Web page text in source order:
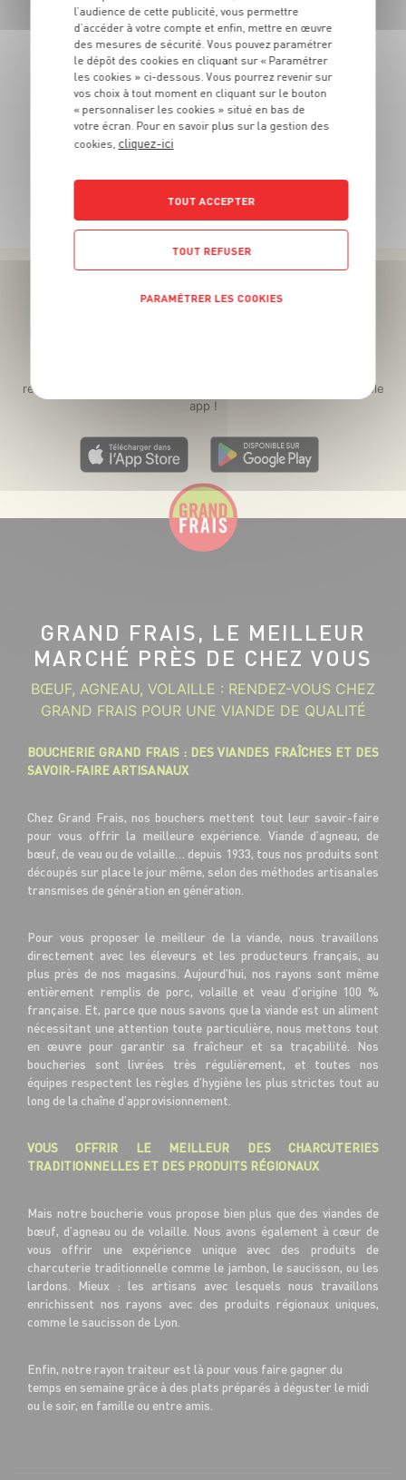
La barquette de 275g - Soit 25€42 le kg
Téléchargez l’App pour profiter d’offres exclusives !
recettes gourmandes, des jeux inédits... le tout dans une seule
app !
GRAND FRAIS, LE MEILLEUR
MARCHÉ PRÈS DE CHEZ VOUS
BŒUF, AGNEAU, VOLAILLE : RENDEZ-VOUS CHEZ
GRAND FRAIS POUR UNE VIANDE DE QUALITÉ
BOUCHERIE GRAND FRAIS : DES VIANDES FRAÎCHES ET DES
SAVOIR-FAIRE ARTISANAUX
Chez Grand Frais, nos bouchers mettent tout leur savoir-faire
pour vous offrir la meilleure expérience. Viande d’agneau, de
bœuf, de veau ou de volaille… depuis 1933, tous nos produits sont
découpés sur place le jour même, selon des méthodes artisanales
transmises de génération en génération.
Pour vous proposer le meilleur de la viande, nous travaillons
directement avec les éleveurs et les producteurs français, au
plus près de nos magasins. Aujourd’hui, nos rayons sont même
entièrement remplis de porc, volaille et veau d’origine 100 %
française. Et, parce que nous savons que la viande est un aliment
nécessitant une attention toute particulière, nous mettons tout
en œuvre pour garantir sa fraîcheur et sa traçabilité. Nos
boucheries sont livrées très régulièrement, et toutes nos
équipes respectent les règles d’hygiène les plus strictes tout au
long de la chaîne d’approvisionnement.
VOUS OFFRIR LE MEILLEUR DES CHARCUTERIES
TRADITIONNELLES ET DES PRODUITS RÉGIONAUX
Mais notre boucherie vous propose bien plus que des viandes de
bœuf, d’agneau ou de volaille. Nous avons également à cœur de
vous offrir une expérience unique avec des produits de
charcuterie traditionnelle comme le jambon, le saucisson, ou les
lardons. Mieux : les artisans avec lesquels nous travaillons
enrichissent nos rayons avec des produits régionaux uniques,
comme le saucisson de Lyon.
Enfin, notre rayon traiteur est là pour vous faire gagner du
temps en semaine grâce à des plats préparés à déguster le midi
ou le soir, en famille ou entre amis.
l’audience de cette publicité, vous permettre
d’accéder à votre compte et enfin, mettre en œuvre
des mesures de sécurité. Vous pouvez paramétrer
le dépôt des cookies en cliquant sur « Paramétrer
les cookies » ci-dessous. Vous pourrez revenir sur
vos choix à tout moment en cliquant sur le bouton
« personnaliser les cookies » situé en bas de
votre écran. Pour en savoir plus sur la gestion des
cookies, cliquez-ici
TOUT ACCEPTER
TOUT REFUSER
PARAMÉTRER LES COOKIES